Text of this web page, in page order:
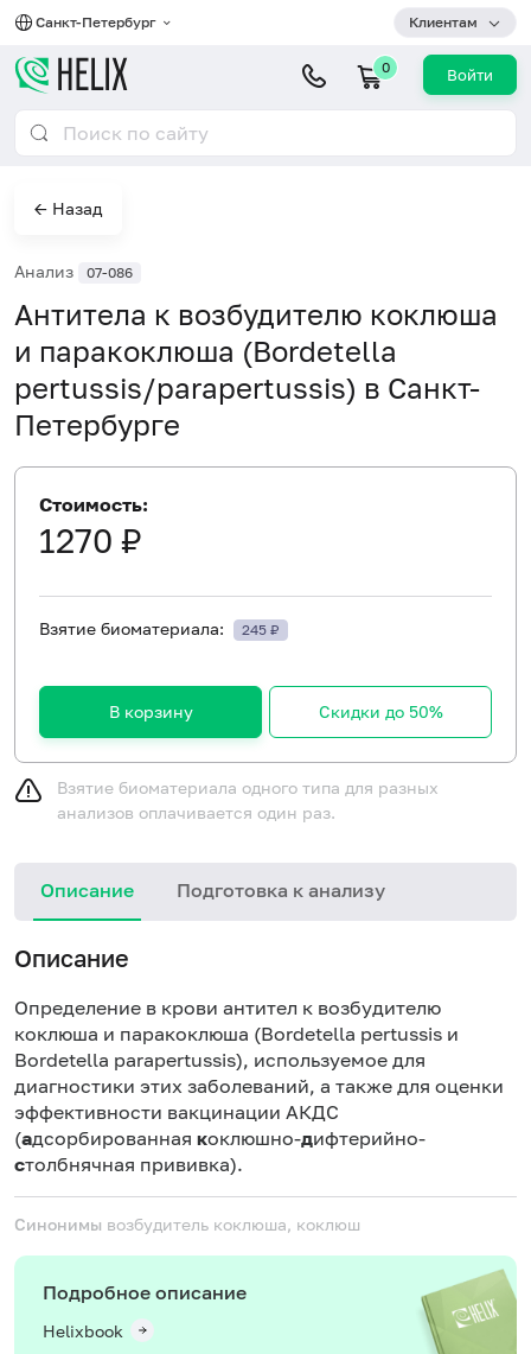
Санкт-Петербург Клиентам
0 Войти
← Назад
Анализ 07-086
Антитела к возбудителю коклюша
и паракоклюша (Bordetella
pertussis/parapertussis) в Санкт-
Петербурге
Стоимость:
1270 ₽
Взятие биоматериала: 245 ₽
В корзину Скидки до 50%
Взятие биоматериала одного типа для разных
анализов оплачивается один раз.
Описание Подготовка к анализу
Описание
Определение в крови антител к возбудителю
коклюша и паракоклюша (Bordetella pertussis и
Bordetella parapertussis), используемое для
диагностики этих заболеваний, а также для оценки
эффективности вакцинации АКДС
(адсорбированная коклюшно-дифтерийно-
столбнячная прививка).
Синонимы возбудитель коклюша, коклюш
Подробное описание
Helixbook